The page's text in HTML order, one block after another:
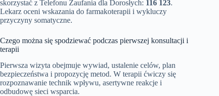
skorzystać z Telefonu Zaufania dla Dorosłych: 116 123.
Lekarz oceni wskazania do farmakoterapii i wykluczy
przyczyny somatyczne.
Czego można się spodziewać podczas pierwszej konsultacji i
terapii
Pierwsza wizyta obejmuje wywiad, ustalenie celów, plan
bezpieczeństwa i propozycję metod. W terapii ćwiczy się
rozpoznawanie technik wpływu, asertywne reakcje i
odbudowę sieci wsparcia.